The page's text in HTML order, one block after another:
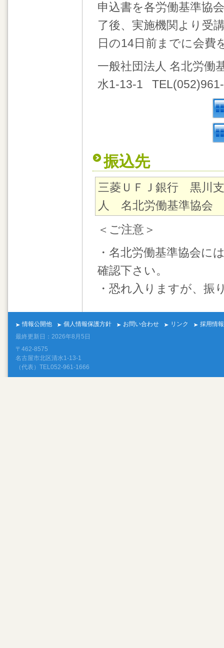
申込書を各労働基準協
了後、実施機関より受
日の14日前までに会費
一般社団法人 名北労働
水1-13-1
振込先
三菱ＵＦＪ銀行 黒川
人 名北労働基準協会
＜ご注意＞
・名北労働基準協会に
確認下さい。
・恐れ入りますが、振
情報公開他 個人情報保護方針 お問い合わせ リンク
採用情報
最終更新日：2026年8月5日
〒462-8575
名古屋市北区清水1-13-1
（代表）TEL052-961-1666